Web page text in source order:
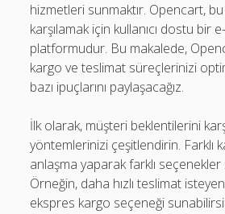
Tiktok Yorum Yükleme Bedava
hizmetleri sunmaktır. Opencart,
karşılamak için kullanıcı dostu bir
platformudur. Bu makalede,
kargo ve teslimat süreçlerinizi
bazı ipuçlarını paylaşacağız.
İlk olarak, müşteri beklentilerini
yöntemlerinizi çeşitlendirin. Farklı
anlaşma yaparak farklı
Örneğin, daha hızlı teslimat
ekspres kargo seçeneği